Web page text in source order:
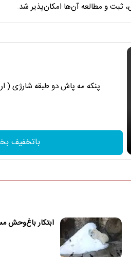
ثبت و مطالعه آن‌ها امکان‌پذیر شد.
پنکه مه پاش دو طبقه شارژی (
باتخفیف
ابتکار باغ‌وحش